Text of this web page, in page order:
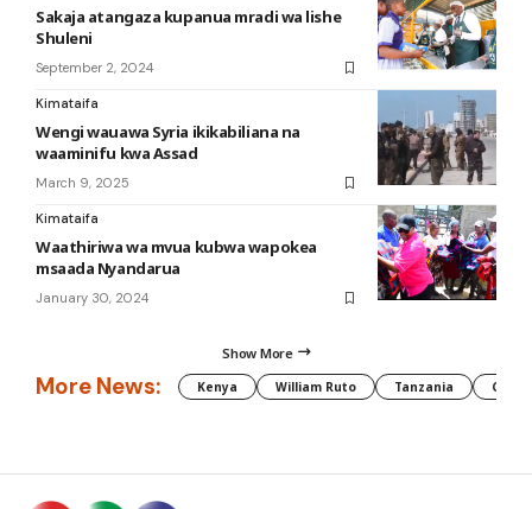
Sakaja atangaza kupanua mradi wa lishe
Shuleni
September 2, 2024
Kimataifa
Wengi wauawa Syria ikikabiliana na
waaminifu kwa Assad
March 9, 2025
Kimataifa
Waathiriwa wa mvua kubwa wapokea
msaada Nyandarua
January 30, 2024
Show More
More News: Kenya William Ruto Tanzania CAF